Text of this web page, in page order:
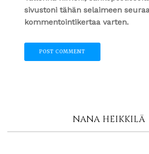
sivustoni tähän selaimeen
kommentointikertaa varten.
NANA HEIKKILÄ